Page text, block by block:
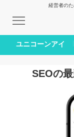
経営者の
SEOの
ユニコーンアイ